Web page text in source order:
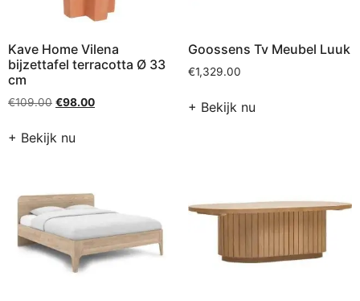
Kave Home Vilena
bijzettafel terracotta Ø 33
cm
€109.00 €98.00
+ Bekijk nu
Goossens Tv Meubel Luuk
€1,329.00
+ Bekijk nu